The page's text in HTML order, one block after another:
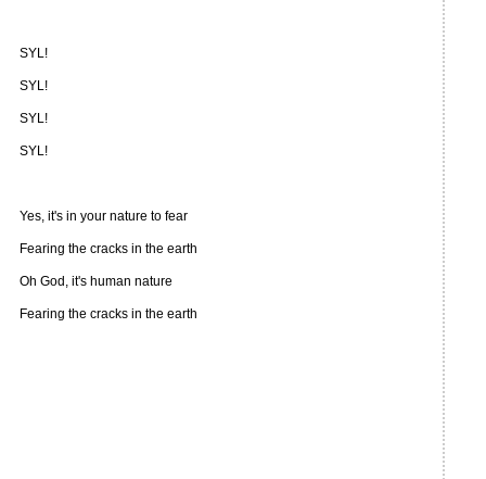
SYL!
SYL!
SYL!
SYL!
Yes, it's in your nature to fear
Fearing the cracks in the earth
Oh God, it's human nature
Fearing the cracks in the earth